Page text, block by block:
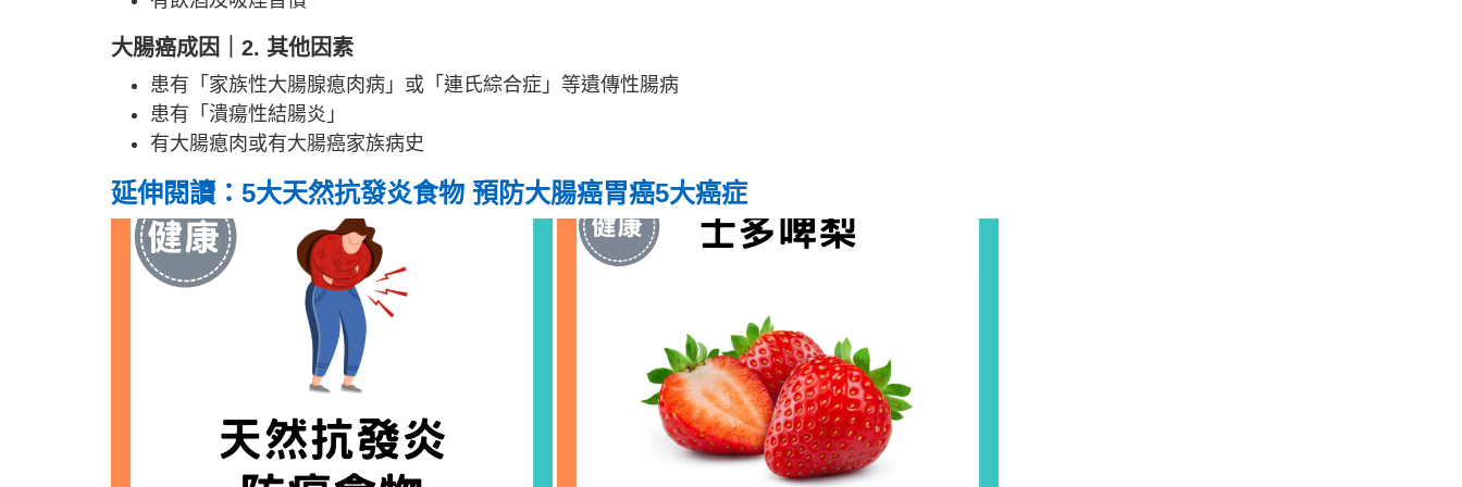
大腸癌成因｜2. 其他因素
患有「家族性大腸腺瘜肉病」或「連氏綜合症」等遺傳性腸病
患有「潰瘍性結腸炎」
有大腸瘜肉或有大腸癌家族病史
延伸閱讀：5大天然抗發炎食物 預防大腸癌胃癌5大癌症